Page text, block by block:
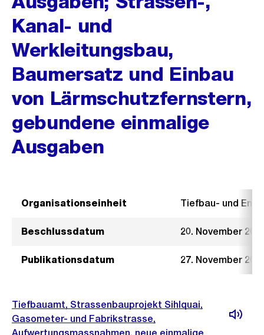
Kanal- und
Werkleitungsbau,
Baumersatz und Einbau
von Lärmschutzfernstern,
gebundene einmalige
Ausgaben
Organisationseinheit Tiefbau- und
Beschlussdatum 20. November
Publikationsdatum 27. November
Tiefbauamt, Strassenbauprojekt Sihlquai,
Gasometer- und Fabrikstrasse,